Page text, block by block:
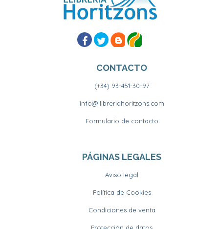
CONTACTO
(+34) 93-451-30-97
info@llibreriahoritzons.com
Formulario de contacto
PÁGINAS LEGALES
Aviso legal
Política de Cookies
Condiciones de venta